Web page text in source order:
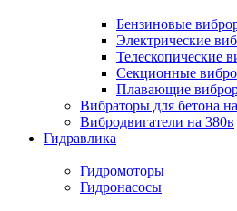
Бензиновые
Электрические
Телескопические
Секционные
Плавающие
Вибраторы для бетона
Вибродвигатели на 380в
Гидравлика
Гидромоторы
Гидронасосы